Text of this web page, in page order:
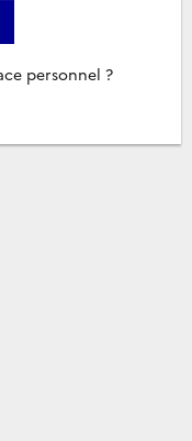
personnel ?